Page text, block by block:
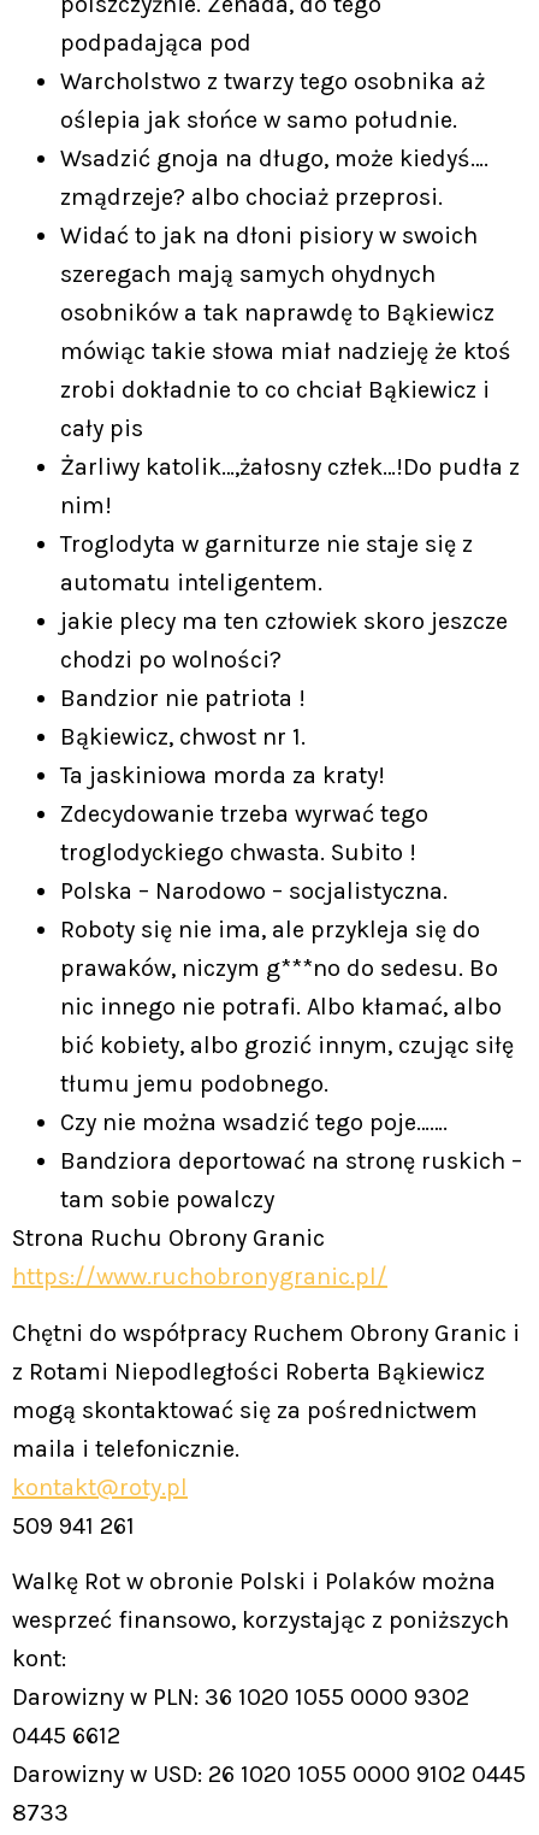
podpadająca pod
Warcholstwo z twarzy tego osobnika aż
oślepia jak słońce w samo południe.
Wsadzić gnoja na długo, może kiedyś….
zmądrzeje? albo chociaż przeprosi.
Widać to jak na dłoni pisiory w swoich
szeregach mają samych ohydnych
osobników a tak naprawdę to Bąkiewicz
mówiąc takie słowa miał nadzieję że ktoś
zrobi dokładnie to co chciał Bąkiewicz i
cały pis
Żarliwy katolik…,żałosny człek…!Do pudła z
nim!
Troglodyta w garniturze nie staje się z
automatu inteligentem.
jakie plecy ma ten człowiek skoro jeszcze
chodzi po wolności?
Bandzior nie patriota !
Bąkiewicz, chwost nr 1.
Ta jaskiniowa morda za kraty!
Zdecydowanie trzeba wyrwać tego
troglodyckiego chwasta. Subito !
Polska – Narodowo – socjalistyczna.
Roboty się nie ima, ale przykleja się do
prawaków, niczym g***no do sedesu. Bo
nic innego nie potrafi. Albo kłamać, albo
bić kobiety, albo grozić innym, czując siłę
tłumu jemu podobnego.
Czy nie można wsadzić tego poje…….
Bandziora deportować na stronę ruskich –
tam sobie powalczy
Strona Ruchu Obrony Granic
https://www.ruchobronygranic.pl/
Chętni do współpracy Ruchem Obrony Granic i
z Rotami Niepodległości Roberta Bąkiewicz
mogą skontaktować się za pośrednictwem
maila i telefonicznie.
kontakt@roty.pl
509 941 261
Walkę Rot w obronie Polski i Polaków można
wesprzeć finansowo, korzystając z poniższych
kont:
Darowizny w PLN: 36 1020 1055 0000 9302
0445 6612
Darowizny w USD: 26 1020 1055 0000 9102 0445
8733